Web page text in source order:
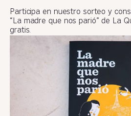
Participa en nuestro sorteo y
“La madre que nos parió” de La
gratis.